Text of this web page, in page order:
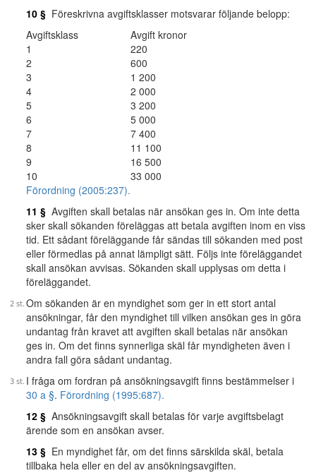
10 § Föreskrivna avgiftsklasser motsvarar följande belopp:
Avgiftsklass
Avgift kronor
1
220
2
600
3
1 200
4
2 000
5
3 200
6
5 000
7
7 400
8
11 100
9
16 500
10
33 000
Förordning (2005:237).
11 § Avgiften skall betalas när ansökan ges in. Om inte detta
sker skall sökanden föreläggas att betala avgiften inom en viss
tid. Ett sådant föreläggande får sändas till sökanden med post
eller förmedlas på annat lämpligt sätt. Följs inte föreläggandet
skall ansökan avvisas. Sökanden skall upplysas om detta i
föreläggandet.
Om sökanden är en myndighet som ger in ett stort antal
ansökningar, får den myndighet till vilken ansökan ges in göra
undantag från kravet att avgiften skall betalas när ansökan
ges in. Om det finns synnerliga skäl får myndigheten även i
andra fall göra sådant undantag.
I fråga om fordran på ansökningsavgift finns bestämmelser i
30 a §. Förordning (1995:687).
12 § Ansökningsavgift skall betalas för varje avgiftsbelagt
ärende som en ansökan avser.
13 § En myndighet får, om det finns särskilda skäl, betala
tillbaka hela eller en del av ansökningsavgiften.